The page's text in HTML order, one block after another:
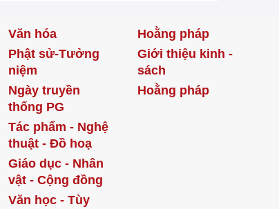
Văn hóa
Phật sử-Tưởng
niệm
Ngày truyền
thống PG
Tác phẩm - Nghệ
thuật - Đồ hoạ
Giáo dục - Nhân
vật - Cộng đồng
Văn học - Tùy
Hoằng pháp
Giới thiệu kinh -
sách
Hoằng pháp